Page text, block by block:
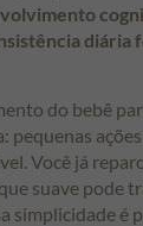
diária
do bebê
pequenas
Você já
suave pode
simplicidade é